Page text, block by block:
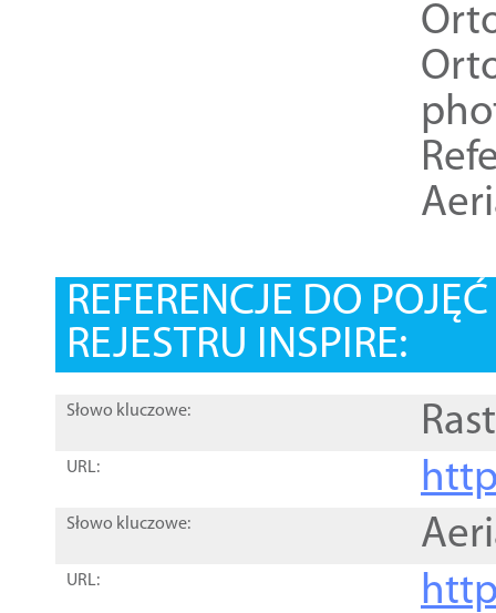
REFERENCJE DO
REJESTRU INSPIRE:
Słowo kluczowe:
URL:
Słowo kluczowe:
URL: